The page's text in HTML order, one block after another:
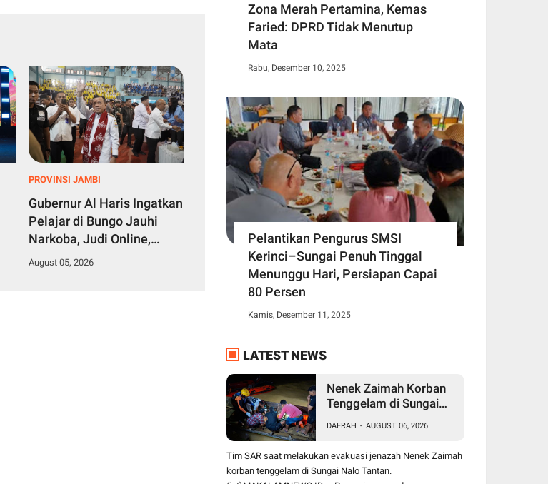
PROVINSI JAMBI
Gubernur Al Haris Ingatkan
Pelajar di Bungo Jauhi
Narkoba, Judi Online,
Radikalisme dan Geng
August 05, 2026
Zona Merah Pertamina, Kemas
Faried: DPRD Tidak Menutup
Mata
Rabu, Desember 10, 2025
Pelantikan Pengurus SMSI
Kerinci–Sungai Penuh Tinggal
Menunggu Hari, Persiapan Capai
80 Persen
Kamis, Desember 11, 2025
LATEST NEWS
Nenek Zaimah Korban
Tenggelam di Sungai
Meninggal Dunia 3 Km
dari Lokasi Awal
DAERAH - AUGUST 06, 2026
Tim SAR saat melakukan evakuasi jenazah Nenek Zaimah
korban tenggelam di Sungai Nalo Tantan.